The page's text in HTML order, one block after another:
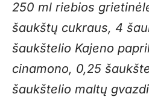
250 ml riebios
šaukštų cukraus, 4
šaukštelio Kajeno
cinamono, 0,25
šaukštelio maltų